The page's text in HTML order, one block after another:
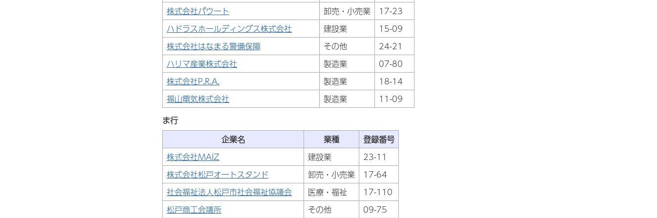
株式会社パウート
卸売・小売業
17-23
ハドラスホールディングス株式会社
建設業
15-09
株式会社はなまる警備保障
その他
24-21
ハリマ産業株式会社
製造業
07-80
株式会社P.R.A.
製造業
18-14
福山電気株式会社
製造業
11-09
ま行
企業名
業種
登録番号
株式会社MAIZ
建設業
23-11
株式会社松戸オートスタンド
卸売・小売業
17-64
社会福祉法人松戸市社会福祉協議会
医療・福祉
17-110
松戸商工会議所
その他
09-75